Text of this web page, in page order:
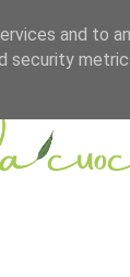
and to
security